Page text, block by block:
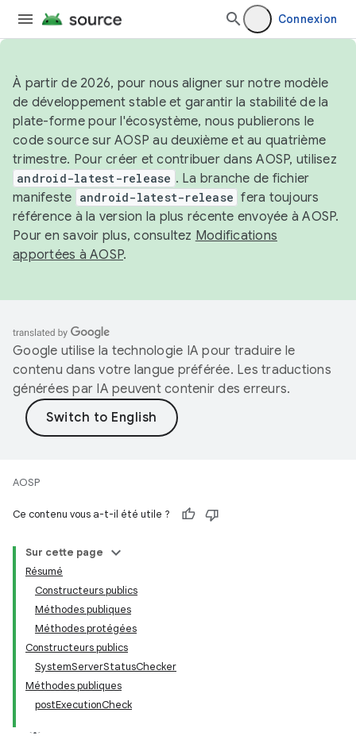
Connexion
À partir de 2026, pour nous aligner sur notre modèle
de développement stable et garantir la stabilité de la
plate-forme pour l'écosystème, nous publierons le
code source sur AOSP au deuxième et au quatrième
trimestre. Pour créer et contribuer dans AOSP, utilisez
android-latest-release . La branche de fichier
manifeste android-latest-release fera toujours
référence à la version la plus récente envoyée à AOSP.
Pour en savoir plus, consultez Modifications
apportées à AOSP.
Google utilise la technologie IA pour traduire le
contenu dans votre langue préférée. Les traductions
générées par IA peuvent contenir des erreurs.
AOSP
Ce contenu vous a-t-il été utile ?
Sur cette page
Résumé
Constructeurs publics
Méthodes publiques
Méthodes protégées
Constructeurs publics
SystemServerStatusChecker
Méthodes publiques
postExecutionCheck